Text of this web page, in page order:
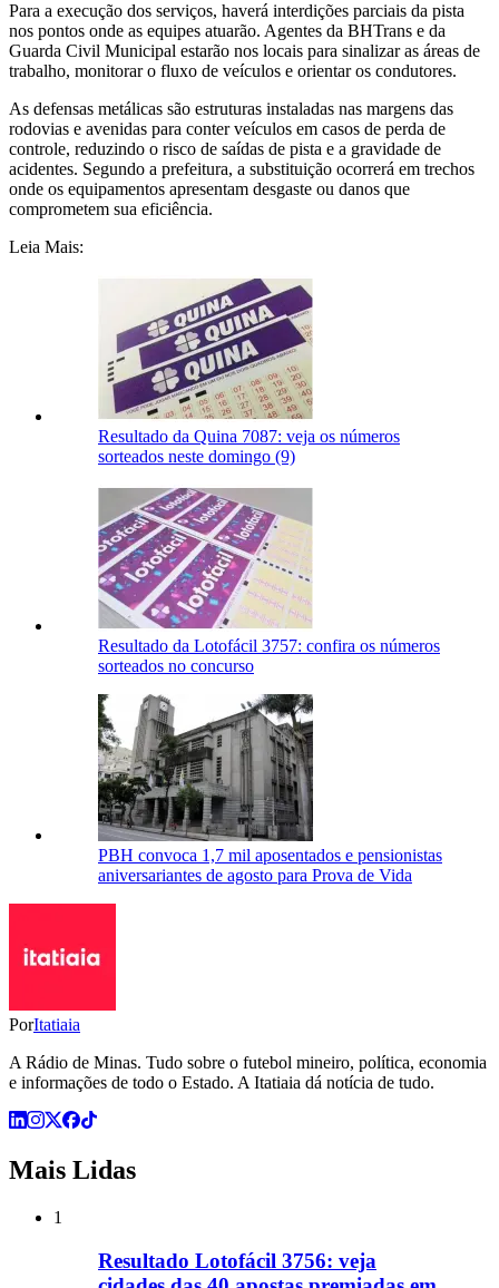
Para a execução dos serviços, haverá interdições parciais da pista
nos pontos onde as equipes atuarão. Agentes da BHTrans e da
Guarda Civil Municipal estarão nos locais para sinalizar as áreas de
trabalho, monitorar o fluxo de veículos e orientar os condutores.
As defensas metálicas são estruturas instaladas nas margens das
rodovias e avenidas para conter veículos em casos de perda de
controle, reduzindo o risco de saídas de pista e a gravidade de
acidentes. Segundo a prefeitura, a substituição ocorrerá em trechos
onde os equipamentos apresentam desgaste ou danos que
comprometem sua eficiência.
Leia Mais:
Resultado da Quina 7087: veja os números
sorteados neste domingo (9)
Resultado da Lotofácil 3757: confira os números
sorteados no concurso
PBH convoca 1,7 mil aposentados e pensionistas
aniversariantes de agosto para Prova de Vida
PorItatiaia
A Rádio de Minas. Tudo sobre o futebol mineiro, política, economia
e informações de todo o Estado. A Itatiaia dá notícia de tudo.
Mais Lidas
1
Resultado Lotofácil 3756: veja